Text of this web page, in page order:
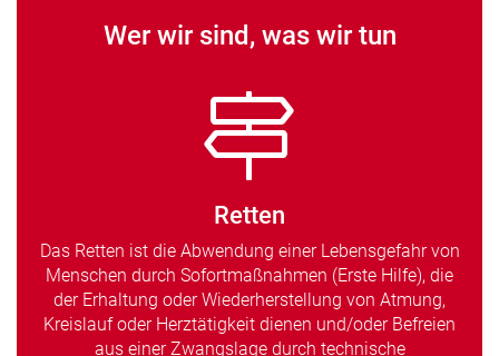
Wer wir sind, was wir tun
Retten
Das Retten ist die Abwendung einer Lebensgefahr von
Menschen durch Sofortmaßnahmen (Erste Hilfe), die
der Erhaltung oder Wiederherstellung von Atmung,
Kreislauf oder Herztätigkeit dienen und/oder Befreien
aus einer Zwangslage durch technische